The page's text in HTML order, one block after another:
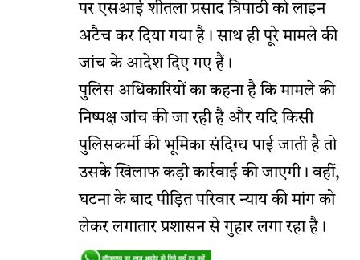
पर एसआई शीतला प्रसाद त्रिपाठी को लाइन
अटैच कर दिया गया है। साथ ही पूरे मामले की
जांच के आदेश दिए गए हैं।
पुलिस अधिकारियों का कहना है कि मामले की
निष्पक्ष जांच की जा रही है और यदि किसी
पुलिसकर्मी की भूमिका संदिग्ध पाई जाती है तो
उसके खिलाफ कड़ी कार्रवाई की जाएगी। वहीं,
घटना के बाद पीड़ित परिवार न्याय की मांग को
लेकर लगातार प्रशासन से गुहार लगा रहा है।